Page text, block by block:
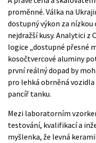
proměnné. Válka na
dostupný výkon za
nejdražší kusy. Analytici z
logice „dostupné přesné
kosočtvercové aluminy
první reálný dopad by
pro lehká obrněná
pancíř tanku.
Mezi laboratorním
testování, kvalifikací a
myšlenka, že levná